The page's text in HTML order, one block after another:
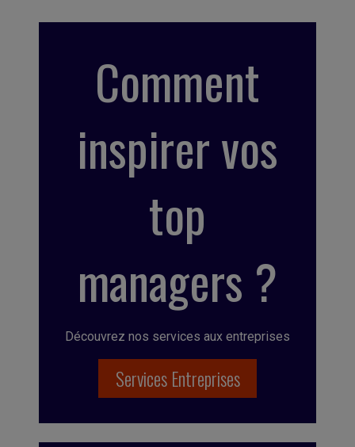
Comment
inspirer vos
top
managers ?
Découvrez nos services aux entreprises
Services Entreprises